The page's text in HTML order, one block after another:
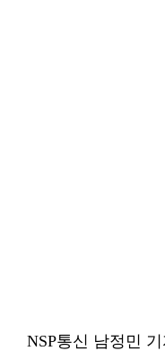
NSP통신 남정민 기